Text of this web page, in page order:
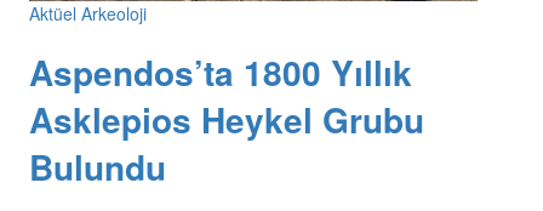
Aktüel Arkeoloji
Aspendos’ta 1800 Yıllık
Asklepios Heykel Grubu
Bulundu